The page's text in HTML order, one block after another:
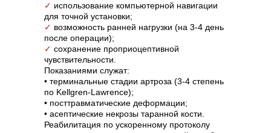
✓ использование компьютерной навигации
для точной установки;
✓ возможность ранней нагрузки (на 3-4 день
после операции);
✓ сохранение проприоцептивной
чувствительности.
Показаниями служат:
• терминальные стадии артроза (3-4 степень
по Kellgren-Lawrence);
• посттравматические деформации;
• асептические некрозы таранной кости.
Реабилитация по ускоренному протоколу